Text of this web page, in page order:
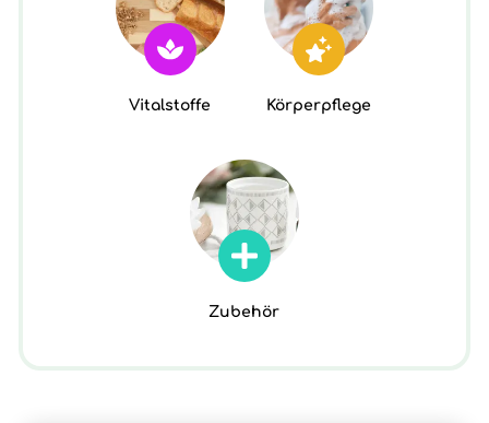
Vitalstoffe Körperpflege
Zubehör